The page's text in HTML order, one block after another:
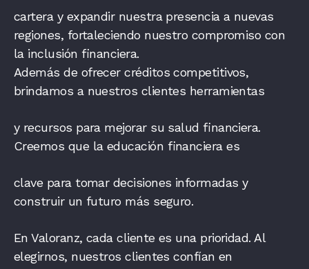
cartera y expandir nuestra presencia a nuevas
regiones, fortaleciendo nuestro compromiso con
la inclusión financiera.
Además de ofrecer créditos competitivos,
brindamos a nuestros clientes herramientas
y recursos para mejorar su salud financiera.
Creemos que la educación financiera es
clave para tomar decisiones informadas y
construir un futuro más seguro.
En Valoranz, cada cliente es una prioridad. Al
elegirnos, nuestros clientes confían en